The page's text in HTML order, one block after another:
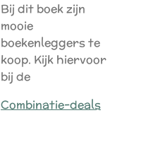
Bij dit boek zijn
mooie
boekenleggers te
koop. Kijk hiervoor
bij de
Combinatie-deals